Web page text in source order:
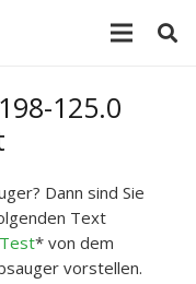
125.0
Dann sind Sie
Text
Test* von dem
vorstellen.